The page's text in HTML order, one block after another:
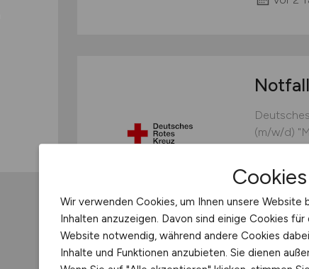
(m/w/d)
Ihre
hilfst in
versorgst
Cookies
Wir verwenden Cookies, um Ihnen unsere
Inhalten anzuzeigen. Davon sind einige Cookies
Website notwendig, während andere Cookies
Inhalte und Funktionen anzubieten. Sie dienen